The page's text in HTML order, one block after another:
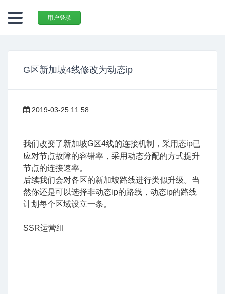
用户登录
G区新加坡4线修改为动态ip
2019-03-25 11:58
我们改变了新加坡G区4线的连接机制，采用态ip已
应对节点故障的容错率，采用动态分配的方式提升
节点的连接速率。
后续我们会对各区的新加坡路线进行类似升级。当
然你还是可以选择非动态ip的路线，动态ip的路线
计划每个区域设立一条。
SSR运营组